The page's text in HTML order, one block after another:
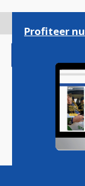
gaan
Magazine
Profiteer